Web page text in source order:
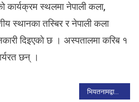
स्थलमा नेपाली कला,
स्थानका तस्बिर र नेपाली कला
दिइएकाे छ । अस्पतालमा करिब १
छन् ।
भियतनामद्वारा २० देशमा हवाई उडान खुल्ला गरियाे